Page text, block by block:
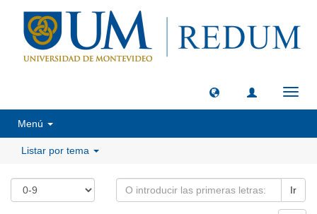
Menú
Listar por tema
Ir